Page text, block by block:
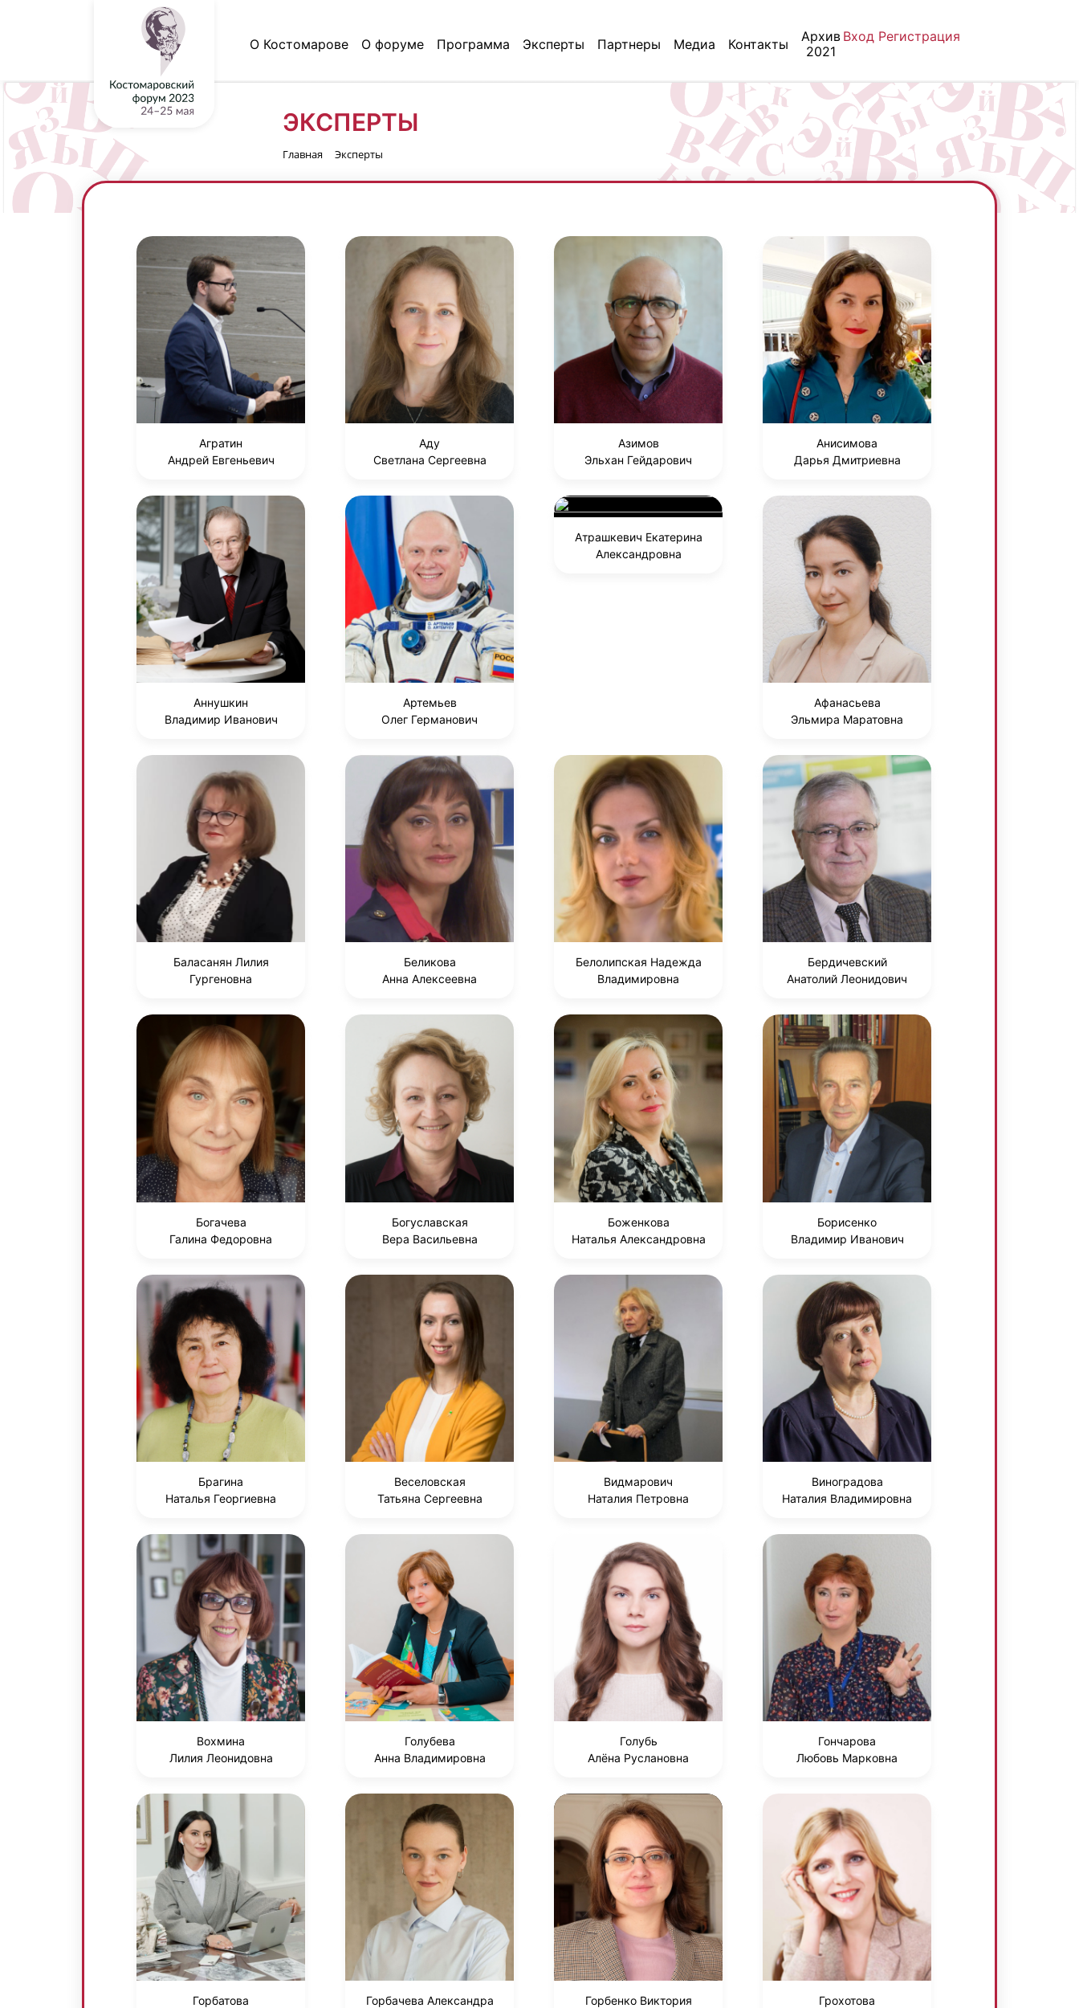
О Костомарове О форуме Программа Эксперты Партнеры Медиа Контакты
Архив
2021
Вход Регистрация
ЭКСПЕРТЫ
Главная Эксперты
Агратин
Андрей Евгеньевич
Аду
Светлана Сергеевна
Азимов
Эльхан Гейдарович
Анисимова
Дарья Дмитриевна
Аннушкин
Владимир Иванович
Артемьев
Олег Германович
Атрашкевич Екатерина
Александровна
Афанасьева
Эльмира Маратовна
Баласанян Лилия
Гургеновна
Беликова
Анна Алексеевна
Белолипская Надежда
Владимировна
Бердичевский
Анатолий Леонидович
Богачева
Галина Федоровна
Богуславская
Вера Васильевна
Боженкова
Наталья Александровна
Борисенко
Владимир Иванович
Брагина
Наталья Георгиевна
Веселовская
Татьяна Сергеевна
Видмарович
Наталия Петровна
Виноградова
Наталия Владимировна
Вохмина
Лилия Леонидовна
Голубева
Анна Владимировна
Голубь
Алёна Руслановна
Гончарова
Любовь Марковна
Горбатова
Горбачева Александра
Горбенко Виктория
Грохотова